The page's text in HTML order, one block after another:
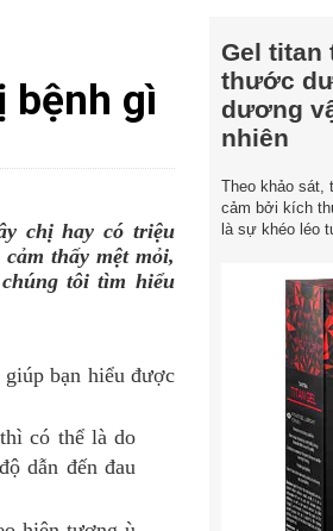
bệnh gì
chị hay có triệu
thấy mệt mỏi,
tôi tìm hiểu
giúp bạn hiểu được
có thể là do
dẫn đến đau
Gel titan
thước
dương
nhiên
Theo khảo sát,
cảm bởi kích
là sự khéo léo